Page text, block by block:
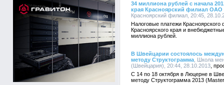
34 миллиона рублей с начала
края Красноярский филиал ОАО
Красноярский филиал, 20:45,
Налоговые платежи
Красноярского края и
миллиона рублей.
В Швейцарии состоялось
методу Структограмма , Школа
(Швейцария), 20:44, 28.10.2013
С 14 по 18 октября в Люцерне в
методу Структограмма 2013